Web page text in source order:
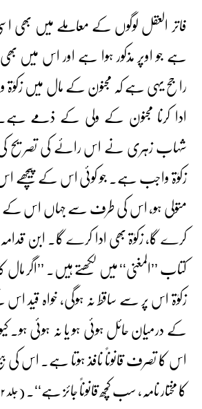
فاتر العقل لوگوں کے معاملے میں بھی
ہے جو اوپر مذکور ہوا ہے اور اس
راجح یہی ہے کہ مجنون کے مال میں
ادا کرنا مجنون کے ولی کے ذمے
شہاب زہری نے اس رائے کی تصریح
زکوٰۃ واجب ہے۔ جو کوئی اس کے پیچھے اس
متولی ہو، اس کی طرف سے جہاں اس
کرے گا، زکوٰۃ بھی ادا کرے گا۔ ابن
کتاب ’’المغنی‘‘ میں لکھتے ہیں۔ ’’اگر
زکوٰۃ اس پر سے ساقط نہ ہوگی، خواہ
کے درمیان حائل ہوئی ہو یا نہ ہوئی
اس کا تصرف قانوناً نافذ ہوتا ہے۔ اس کی
کا مختار نامہ، سب کچھ قانوناً جائز ہے‘‘۔(جلد ۲، صفحہ ۲۴۶)